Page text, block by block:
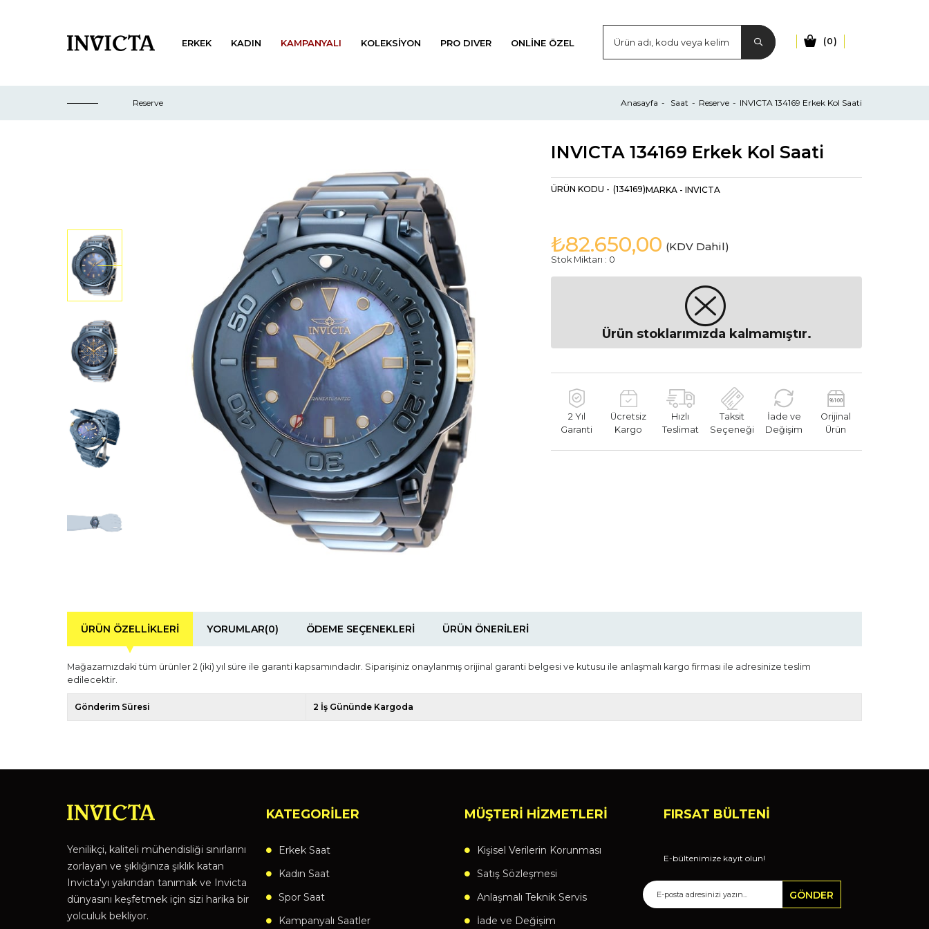
0
ERKEK KADIN KAMPANYALI KOLEKSIYON PRO DIVER ONLINE ÖZEL
Anasayfa Saat Reserve INVICTA 134169 Erkek Kol Saati
Reserve
INVICTA 134169 Erkek Kol Saati
(134169)MARKA - INVICTA
₺82.650,00 (KDV Dahil)
Stok Miktarı : 0
Ürün stoklarımızda kalmamıştır.
2 Yıl
Garanti
Ücretsiz
Kargo
Hızlı
Teslimat
Taksit
Seçeneği
İade ve
Değişim
Orijinal
Ürün
ÜRÜN ÖZELLIKLERI YORUMLAR(0) ÖDEME SEÇENEKLERI ÜRÜN ÖNERILERI
Mağazamızdaki tüm ürünler 2 (iki) yıl süre ile garanti kapsamındadır. Siparişiniz onaylanmış orijinal garanti belgesi ve kutusu ile anlaşmalı kargo firması ile adresinize teslim
edilecektir.
Gönderim Süresi 2 İş Gününde Kargoda
Yenilikçi, kaliteli mühendisliği sınırlarını
zorlayan ve şıklığınıza şıklık katan
Invicta'yı yakından tanımak ve Invicta
dünyasını keşfetmek için sizi harika bir
yolculuk bekliyor.
KATEGORİLER
Erkek Saat
Kadın Saat
Spor Saat
Kampanyalı Saatler
MÜŞTERİ HİZMETLERİ
Kişisel Verilerin Korunması
Satış Sözleşmesi
Anlaşmalı Teknik Servis
İade ve Değişim
FIRSAT BÜLTENİ
E-bültenimize kayıt olun!
GÖNDER